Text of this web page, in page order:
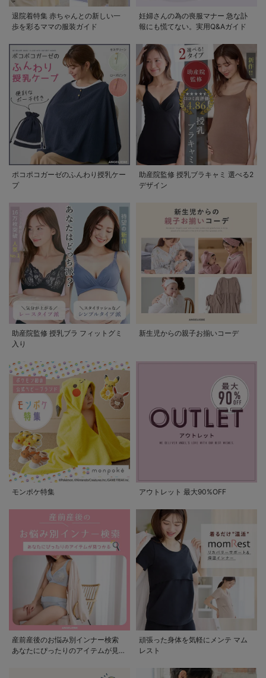
退院着特集 赤ちゃんとの新しい一
歩を彩るママの服装ガイド
妊婦さんの為の喪服マナー 急な訃
報にも慌てない。実用Q&Aガイド
ポコポコガーゼのふんわり授乳ケー
プ
助産院監修 授乳ブラキャミ 選べる2
デザイン
助産院監修 授乳ブラ フィットグミ
入り
新生児からの親子お揃いコーデ
モンポケ特集 アウトレット 最大90%OFF
産前産後のお悩み別インナー検索
あなたにぴったりのアイテムが見つ
頑張った身体を気軽にメンテ マム
レスト